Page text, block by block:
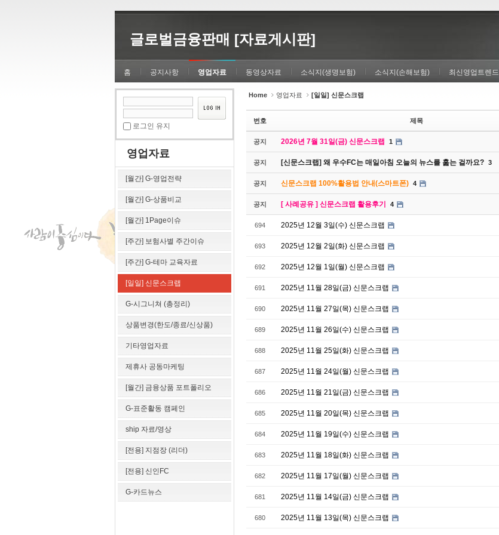
글로벌금융판매 [자료게시판]
홈 공지사항 영업자료 동영상자료 소식지(생명보험) 소식지(손해보험) 최신영업트렌드
로그인 유지
영업자료
[월간] G-영업전략
[월간] G-상품비교
[월간] 1Page이슈
[주간] 보험사별 주간이슈
[주간] G-테마 교육자료
[일일] 신문스크랩
G-시그니쳐 (총정리)
상품변경(한도/종료/신상품)
기타영업자료
제휴사 공동마케팅
[월간] 금융상품 포트폴리오
G-표준활동 캠페인
ship 자료/영상
[전용] 지점장 (리더)
[전용] 신인FC
G-카드뉴스
Home 영업자료 [일일] 신문스크랩
번호 제목
공지 2026년 7월 31일(금) 신문스크랩 1
공지 [신문스크랩] 왜 우수FC는 매일아침 오늘의 뉴스를 훑는 걸까요? 3
공지 신문스크랩 100%활용법 안내(스마트폰) 4
공지 [ 사례공유 ] 신문스크랩 활용후기 4
694 2025년 12월 3일(수) 신문스크랩
693 2025년 12월 2일(화) 신문스크랩
692 2025년 12월 1일(월) 신문스크랩
691 2025년 11월 28일(금) 신문스크랩
690 2025년 11월 27일(목) 신문스크랩
689 2025년 11월 26일(수) 신문스크랩
688 2025년 11월 25일(화) 신문스크랩
687 2025년 11월 24일(월) 신문스크랩
686 2025년 11월 21일(금) 신문스크랩
685 2025년 11월 20일(목) 신문스크랩
684 2025년 11월 19일(수) 신문스크랩
683 2025년 11월 18일(화) 신문스크랩
682 2025년 11월 17일(월) 신문스크랩
681 2025년 11월 14일(금) 신문스크랩
680 2025년 11월 13일(목) 신문스크랩
Sketchbook5, 스케치북5
Sketchbook5, 스케치북5
Sketchbook5, 스케치북5
Sketchbook5, 스케치북5